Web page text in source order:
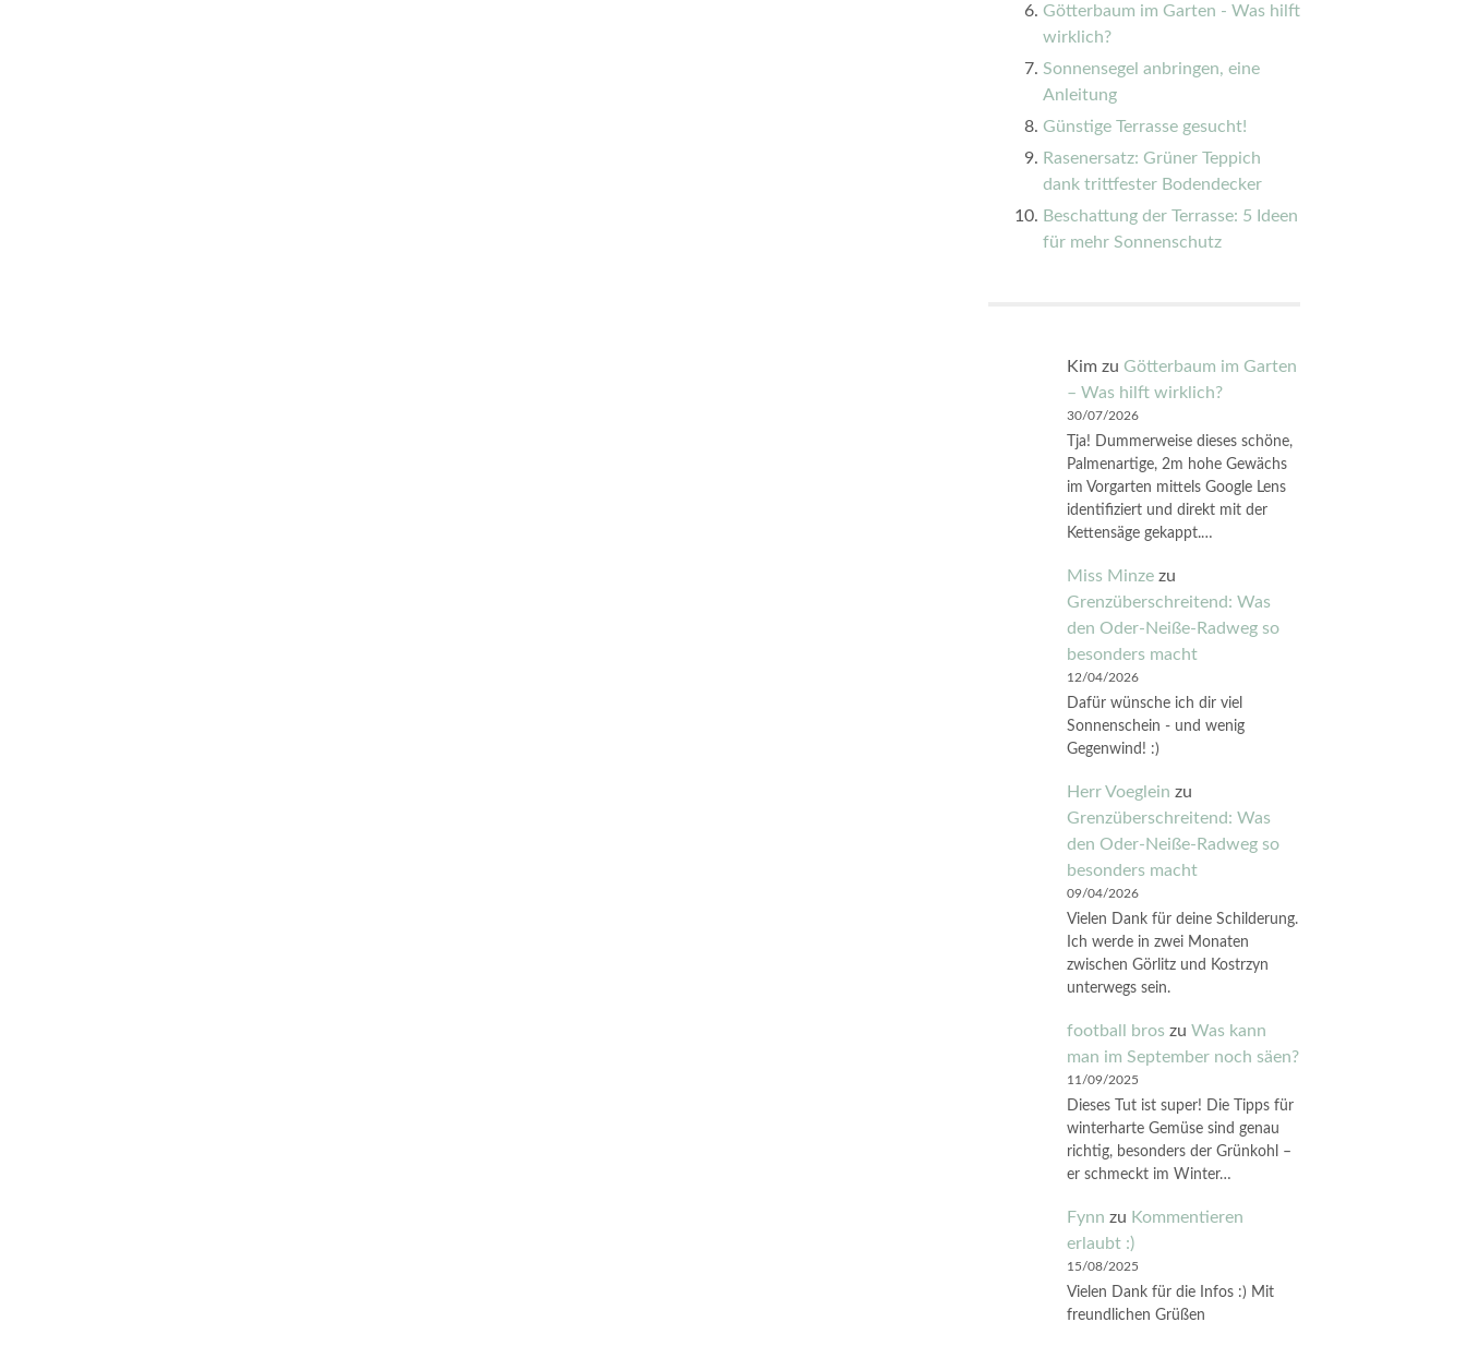
Götterbaum im Garten - Was hilft
wirklich?
Sonnensegel anbringen, eine
Anleitung
Günstige Terrasse gesucht!
Rasenersatz: Grüner Teppich
dank trittfester Bodendecker
Beschattung der Terrasse: 5 Ideen
für mehr Sonnenschutz
Kim zu Götterbaum im Garten
– Was hilft wirklich?
30/07/2026
Tja! Dummerweise dieses schöne,
Palmenartige, 2m hohe Gewächs
im Vorgarten mittels Google Lens
identifiziert und direkt mit der
Kettensäge gekappt.…
Miss Minze zu
Grenzüberschreitend: Was
den Oder-Neiße-Radweg so
besonders macht
12/04/2026
Dafür wünsche ich dir viel
Sonnenschein - und wenig
Gegenwind! :)
Herr Voeglein zu
Grenzüberschreitend: Was
den Oder-Neiße-Radweg so
besonders macht
09/04/2026
Vielen Dank für deine Schilderung.
Ich werde in zwei Monaten
zwischen Görlitz und Kostrzyn
unterwegs sein.
football bros zu Was kann
man im September noch säen?
11/09/2025
Dieses Tut ist super! Die Tipps für
winterharte Gemüse sind genau
richtig, besonders der Grünkohl –
er schmeckt im Winter…
Fynn zu Kommentieren
erlaubt :)
15/08/2025
Vielen Dank für die Infos :) Mit
freundlichen Grüßen